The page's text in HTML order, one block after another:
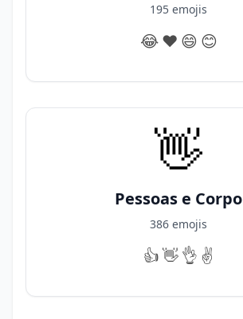
195 emojis
😂 ❤️ 😄 😊
👋
Pessoas e Corpo
386 emojis
👍️👋👌 ✌️